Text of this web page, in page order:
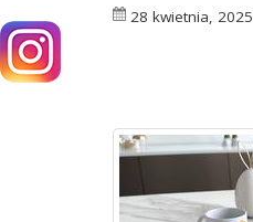
28 kwietnia, 2025